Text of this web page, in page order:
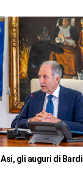
gli auguri di Bardi